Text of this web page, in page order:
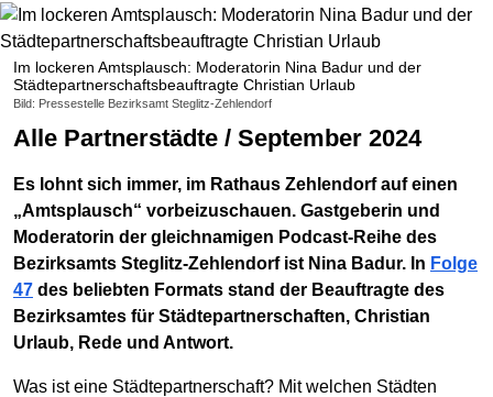
Im lockeren Amtsplausch: Moderatorin Nina Badur und der
Städtepartnerschaftsbeauftragte Christian Urlaub
Bild: Pressestelle Bezirksamt Steglitz-Zehlendorf
Alle Partnerstädte / September 2024
Es lohnt sich immer, im Rathaus Zehlendorf auf einen
„Amtsplausch“ vorbeizuschauen. Gastgeberin und
Moderatorin der gleichnamigen Podcast-Reihe des
Bezirksamts Steglitz-Zehlendorf ist Nina Badur. In Folge
47 des beliebten Formats stand der Beauftragte des
Bezirksamtes für Städtepartnerschaften, Christian
Urlaub, Rede und Antwort.
Was ist eine Städtepartnerschaft? Mit welchen Städten